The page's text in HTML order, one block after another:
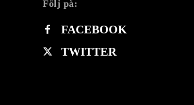
Följ på:
FACEBOOK
TWITTER